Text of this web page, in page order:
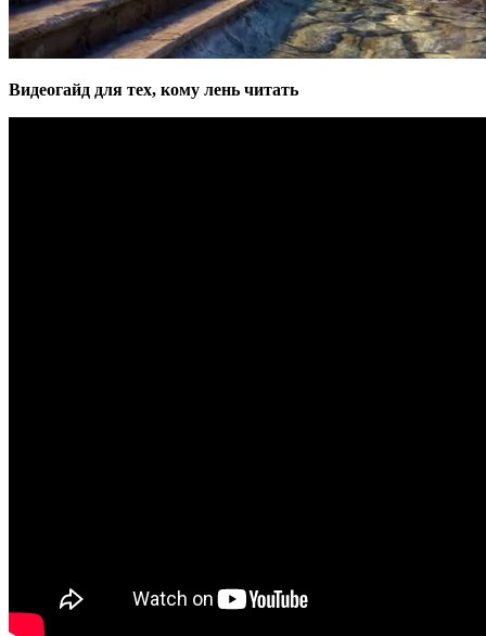
Видеогайд для тех, кому лень читать